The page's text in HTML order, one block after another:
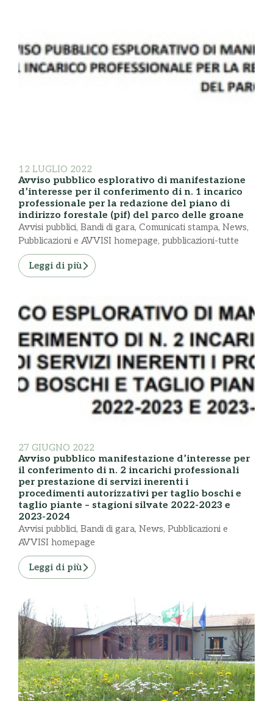
12 LUGLIO 2022
Avviso pubblico esplorativo di manifestazione
d’interesse per il conferimento di n. 1 incarico
professionale per la redazione del piano di
indirizzo forestale (pif) del parco delle groane
Avvisi pubblici, Bandi di gara, Comunicati stampa, News,
Pubblicazioni e AVVISI homepage, pubblicazioni-tutte
Leggi di più
27 GIUGNO 2022
Avviso pubblico manifestazione d’interesse per
il conferimento di n. 2 incarichi professionali
per prestazione di servizi inerenti i
procedimenti autorizzativi per taglio boschi e
taglio piante – stagioni silvate 2022-2023 e
2023-2024
Avvisi pubblici, Bandi di gara, News, Pubblicazioni e
AVVISI homepage
Leggi di più